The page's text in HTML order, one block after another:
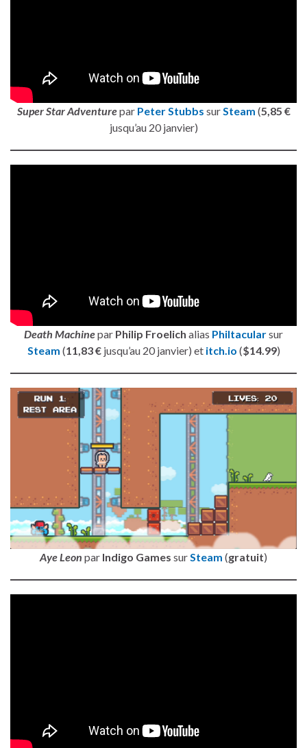
Super Star Adventurepar Peter Stubbs sur Steam (5,85 €
jusqu’au 20 janvier)
Death Machinepar Philip Froelich alias Philtacularsur
Steam (11,83 €jusqu’au 20 janvier) et itch.io ($14.99)
Aye Leon par Indigo Games surSteam (gratuit)